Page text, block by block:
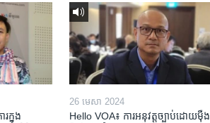
ក្នុង
26 មេសា 2024
Hello VOA៖ ការអនុវត្ត​ច្បាប់​ដោយ​ម៉ឺង